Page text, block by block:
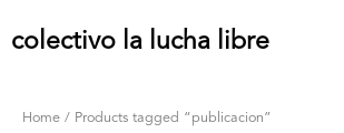
colectivo la lucha libre
Home / Products tagged “publicacion”